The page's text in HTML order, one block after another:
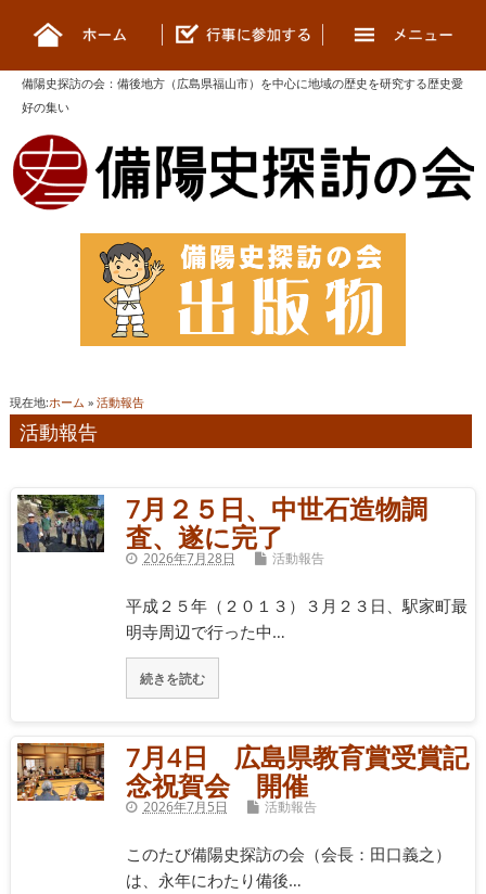
備陽史探訪の会 ： 備後地方（広島県福山市）を中心に地域の歴史を研究する歴史愛
好の集い
現在地:ホーム » 活動報告
活動報告
7月２５日、中世石造物調
査、遂に完了
2026年7月28日 活動報告
平成２５年（２０１３）３月２３日、駅家町最
明寺周辺で行った中…
続きを読む
7月4日 広島県教育賞受賞記
念祝賀会 開催
2026年7月5日 活動報告
このたび備陽史探訪の会（会長：田口義之）
は、永年にわたり備後…